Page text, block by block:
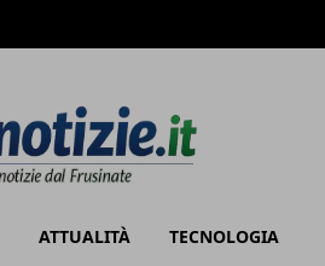
ATTUALITÀ TECNOLOGIA